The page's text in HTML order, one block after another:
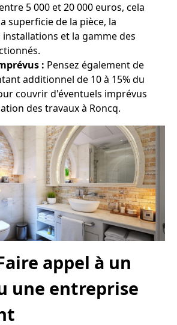
5 000 et 20 000 euros, cela
superficie de la pièce, la
et la gamme des
: Pensez également de
additionnel de 10 à 15% du
couvrir d'éventuels imprévus
des travaux à Roncq.
appel à un
une entreprise